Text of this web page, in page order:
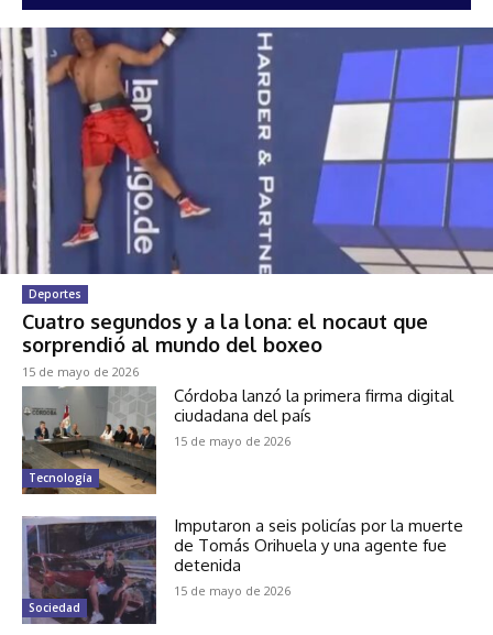
Deportes
Cuatro segundos y a la lona: el nocaut que
sorprendió al mundo del boxeo
15 de mayo de 2026
Tecnología
Córdoba lanzó la primera firma digital
ciudadana del país
15 de mayo de 2026
Sociedad
Imputaron a seis policías por la muerte
de Tomás Orihuela y una agente fue
detenida
15 de mayo de 2026